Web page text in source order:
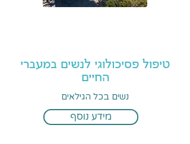
טיפול פסיכולוגי לנשים במעברי
החיים
נשים בכל הגילאים
מידע נוסף